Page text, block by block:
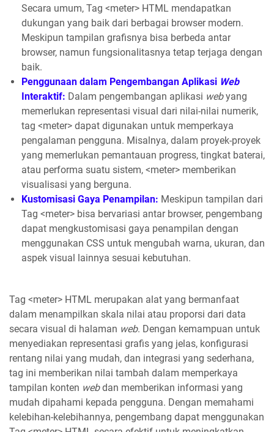
Secara umum, Tag <meter> HTML mendapatkan
dukungan yang baik dari berbagai browser modern.
Meskipun tampilan grafisnya bisa berbeda antar
browser, namun fungsionalitasnya tetap terjaga dengan
baik.
Penggunaan dalam Pengembangan Aplikasi Web
Interaktif: Dalam pengembangan aplikasi webyang
memerlukan representasi visual dari nilai-nilai numerik,
tag <meter> dapat digunakan untuk memperkaya
pengalaman pengguna. Misalnya, dalam proyek-proyek
yang memerlukan pemantauan progress, tingkat baterai,
atau performa suatu sistem, <meter> memberikan
visualisasi yang berguna.
Kustomisasi Gaya Penampilan: Meskipun tampilan dari
Tag <meter> bisa bervariasi antar browser, pengembang
dapat mengkustomisasi gaya penampilan dengan
menggunakan CSS untuk mengubah warna, ukuran, dan
aspek visual lainnya sesuai kebutuhan.
Tag <meter> HTML merupakan alat yang bermanfaat
dalam menampilkan skala nilai atau proporsi dari data
secara visual di halaman web. Dengan kemampuan untuk
menyediakan representasi grafis yang jelas, konfigurasi
rentang nilai yang mudah, dan integrasi yang sederhana,
tag ini memberikan nilai tambah dalam memperkaya
tampilan konten webdan memberikan informasi yang
mudah dipahami kepada pengguna. Dengan memahami
kelebihan-kelebihannya, pengembang dapat menggunakan